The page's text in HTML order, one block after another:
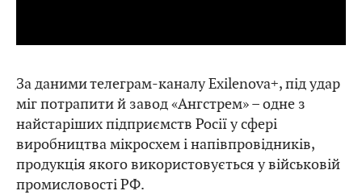
За даними телеграм-каналу Exilenova+, під удар
міг потрапити й завод «Ангстрем» – одне з
найстаріших підприємств Росії у сфері
виробництва мікросхем і напівпровідників,
продукція якого використовується у військовій
промисловості РФ.